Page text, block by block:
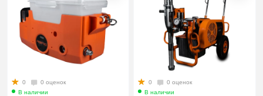
0
0 оценок
В наличии
0
0 оценок
В наличии